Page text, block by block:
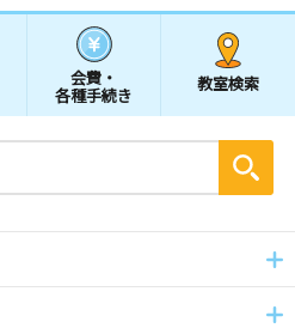
会費・
各種手続き
教室検索